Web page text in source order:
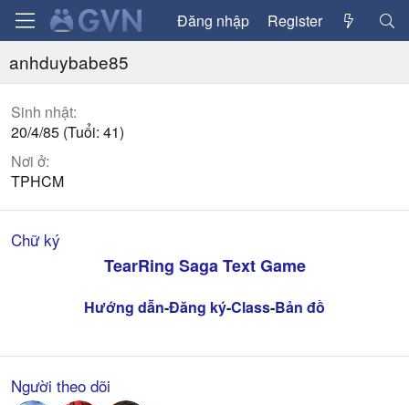
Đăng nhập Register
anhduybabe85
Sinh nhật
20/4/85 (Tuổi: 41)
Nơi ở
TPHCM
Chữ ký
TearRing Saga Text Game
Hướng dẫn-Đăng ký-Class-Bản đồ
Người theo dõi